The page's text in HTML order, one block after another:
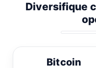
Bitcoin
Diversifique